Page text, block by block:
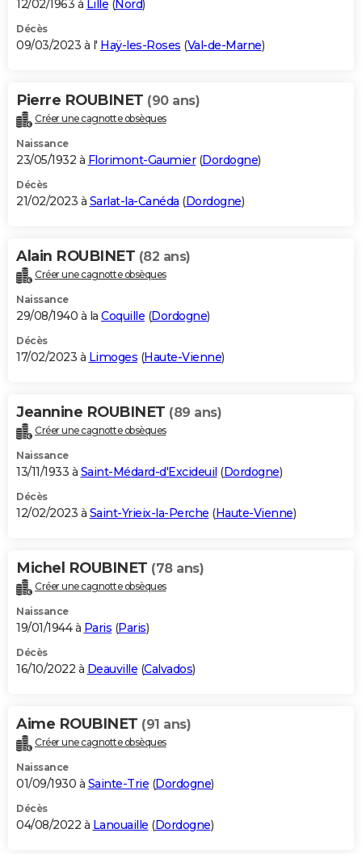
12/02/1963 à Lille (Nord)
Décès
09/03/2023 à l' Haÿ-les-Roses (Val-de-Marne)
Pierre ROUBINET (90 ans)
Créer une cagnotte obsèques
Naissance
23/05/1932 à Florimont-Gaumier(Dordogne)
Décès
21/02/2023 à Sarlat-la-Canéda (Dordogne)
Alain ROUBINET (82 ans)
Créer une cagnotte obsèques
Naissance
29/08/1940 à la Coquille (Dordogne)
Décès
17/02/2023 à Limoges (Haute-Vienne)
Jeannine ROUBINET (89 ans)
Créer une cagnotte obsèques
Naissance
13/11/1933 à Saint-Médard-d'Excideuil (Dordogne)
Décès
12/02/2023 à Saint-Yrieix-la-Perche (Haute-Vienne)
Michel ROUBINET (78 ans)
Créer une cagnotte obsèques
Naissance
19/01/1944 à Paris (Paris)
Décès
16/10/2022 à Deauville (Calvados)
Aime ROUBINET (91 ans)
Créer une cagnotte obsèques
Naissance
01/09/1930 à Sainte-Trie (Dordogne)
Décès
04/08/2022 à Lanouaille (Dordogne)